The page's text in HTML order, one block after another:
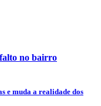
no bairro
e muda a realidade dos